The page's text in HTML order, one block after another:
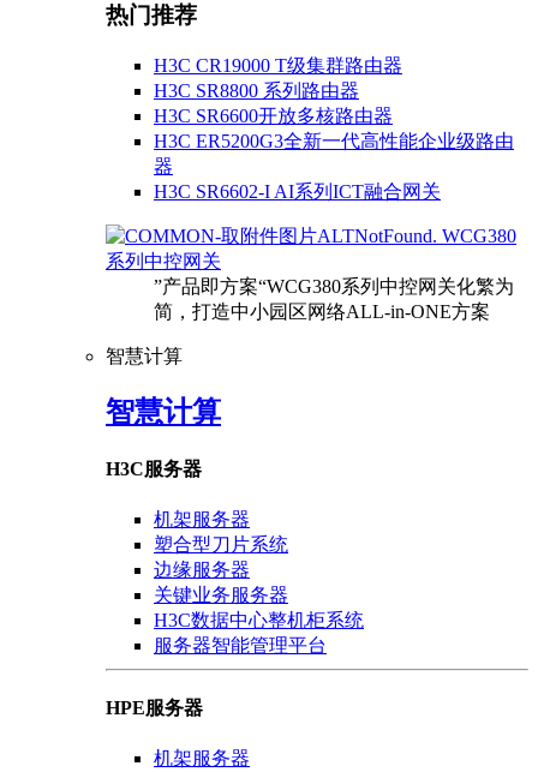
热门推荐
H3C CR19000 T级集群路由器
H3C SR8800 系列路由器
H3C SR6600开放多核路由器
H3C ER5200G3全新一代高性能企业级路由
器
H3C SR6602-I AI系列ICT融合网关
WCG380
系列中控网关
”产品即方案“WCG380系列中控网关化繁为
简，打造中小园区网络ALL-in-ONE方案
智慧计算
智慧计算
H3C服务器
机架服务器
塑合型刀片系统
边缘服务器
关键业务服务器
H3C数据中心整机柜系统
服务器智能管理平台
HPE服务器
机架服务器